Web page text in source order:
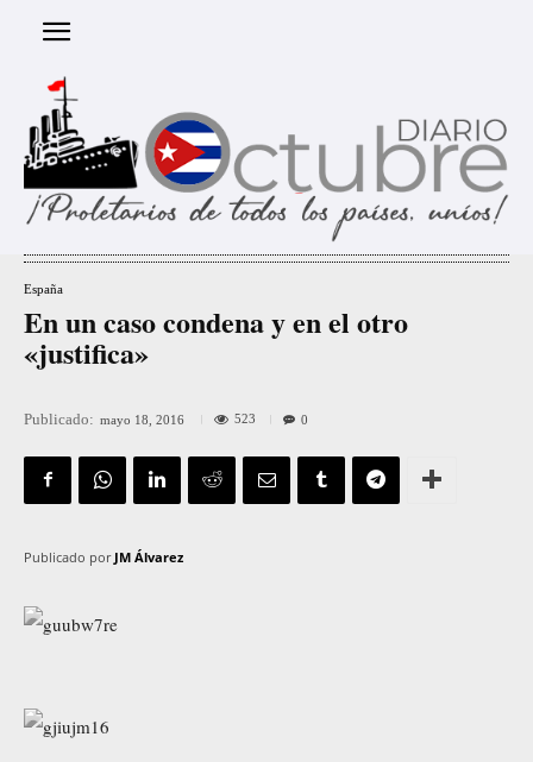
España
En un caso condena y en el otro
«justifica»
Publicado: mayo 18, 2016 523 0
Publicado por JM Álvarez